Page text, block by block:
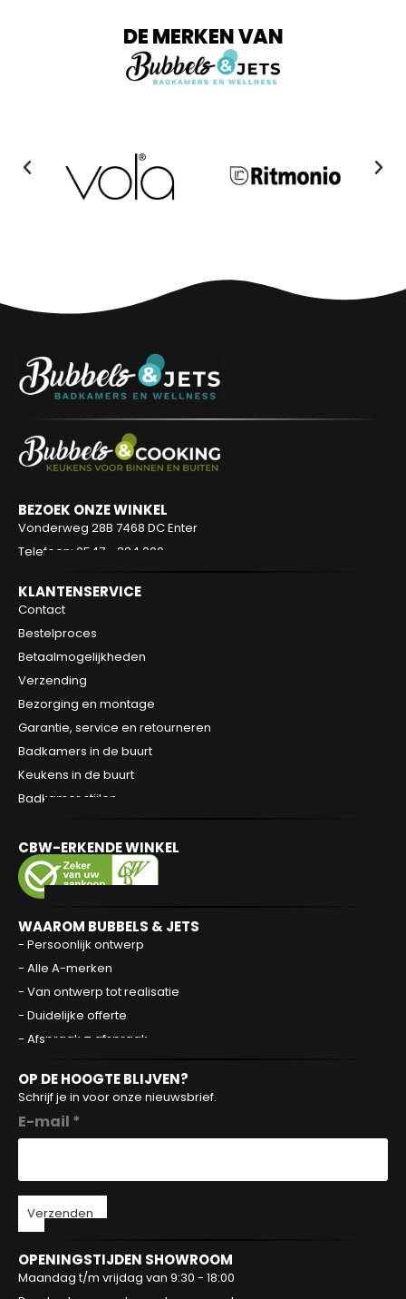
DE MERKEN VAN
BEZOEK ONZE WINKEL
Vonderweg 28B 7468 DC Enter
Telefoon: 0547 - 384 000
KLANTENSERVICE
Contact
Bestelproces
Betaalmogelijkheden
Verzending
Bezorging en montage
Garantie, service en retourneren
Badkamers in de buurt
Keukens in de buurt
Badkamer stijlen
CBW-ERKENDE WINKEL
WAAROM BUBBELS & JETS
- Persoonlijk ontwerp
- Alle A-merken
- Van ontwerp tot realisatie
- Duidelijke offerte
- Afspraak = afspraak
OP DE HOOGTE BLIJVEN?
Schrijf je in voor onze nieuwsbrief.
E-mail *
Verzenden
OPENINGSTIJDEN SHOWROOM
Maandag t/m vrijdag van 9:30 - 18:00